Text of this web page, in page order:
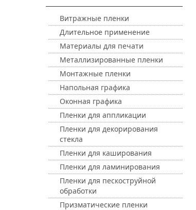
Витражные пленки
Длительное применение
Материалы для печати
Металлизированные пленки
Монтажные пленки
Напольная графика
Оконная графика
Пленки для аппликации
Пленки для декорирования
стекла
Пленки для каширования
Пленки для ламинирования
Пленки для пескоструйной
обработки
Призматические пленки